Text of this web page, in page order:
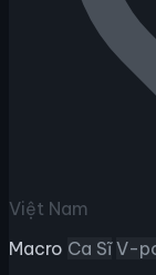
Việt Nam
Macro Ca Sĩ V-